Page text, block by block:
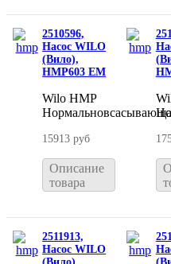
2510596,
Насос WILO
(Вило),
HMP603 EM
Wilo HMP
15913 руб
Описание
товара
2511913,
Насос WILO